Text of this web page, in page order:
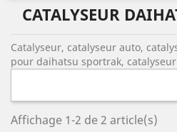
CATALYSEUR
Catalyseur, catalyseur auto,
pour daihatsu sportrak,
Affichage 1-2 de 2 article(s)